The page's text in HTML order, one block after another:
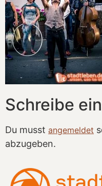
Schreibe
Du musst angemeldet
abzugeben.